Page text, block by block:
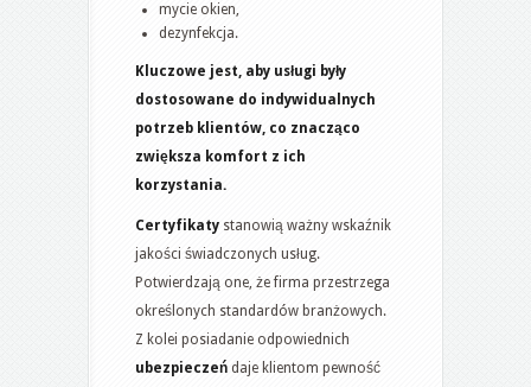
mycie okien,
dezynfekcja.
Kluczowe jest, aby usługi były
dostosowane do indywidualnych
potrzeb klientów, co znacząco
zwiększa komfort z ich
korzystania.
Certyfikaty stanowią ważny wskaźnik
jakości świadczonych usług.
Potwierdzają one, że firma przestrzega
określonych standardów branżowych.
Z kolei posiadanie odpowiednich
ubezpieczeń daje klientom pewność